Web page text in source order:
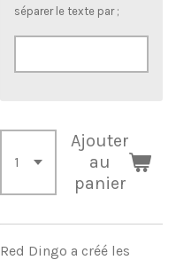
séparer le texte par ;
Ajouter
au
panier
Red Dingo a créé les